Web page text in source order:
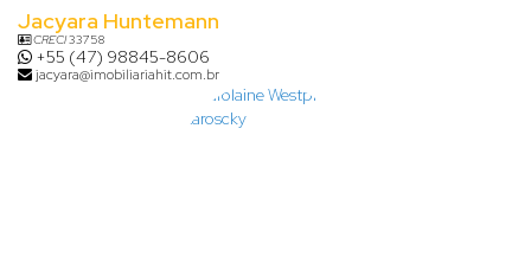
Jacyara Huntemann
CRECI33758
+55 (47) 98845-8606
jacyara@imobiliariahit.com.br